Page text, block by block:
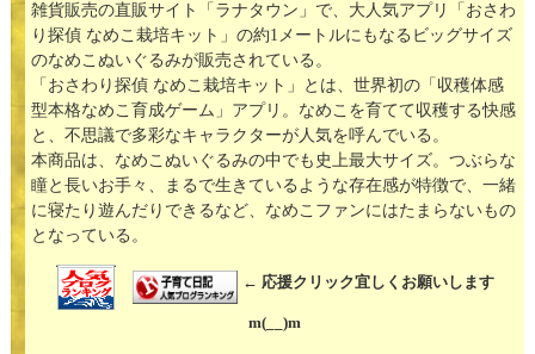
雑貨販売の直販サイト「ラナタウン」で、大人気アプリ「おさわ
り探偵 なめこ栽培キット」の約1メートルにもなるビッグサイズ
のなめこぬいぐるみが販売されている。
「おさわり探偵 なめこ栽培キット」とは、世界初の「収穫体感
型本格なめこ育成ゲーム」アプリ。なめこを育てて収穫する快感
と、不思議で多彩なキャラクターが人気を呼んでいる。
本商品は、なめこぬいぐるみの中でも史上最大サイズ。つぶらな
瞳と長いお手々、まるで生きているような存在感が特徴で、一緒
に寝たり遊んだりできるなど、なめこファンにはたまらないもの
となっている。
← 応援クリック宜しくお願いします
m(__)m